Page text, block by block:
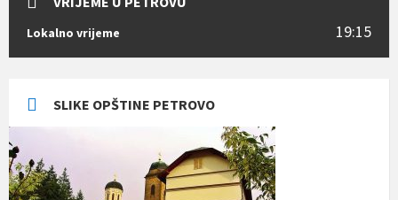
Lokalno vrijeme 19:15
SLIKE OPŠTINE PETROVO